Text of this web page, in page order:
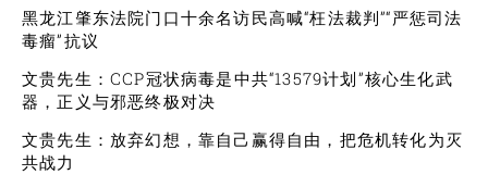
黑龙江肇东法院门口十余名访民高喊“枉法裁判”“严惩司法
毒瘤”抗议
文贵先生：CCP冠状病毒是中共“13579计划”核心生化武
器，正义与邪恶终极对决
文贵先生：放弃幻想，靠自己赢得自由，把危机转化为灭
共战力